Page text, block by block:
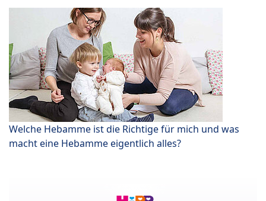
Welche Hebamme ist die Richtige für mich und was
macht eine Hebamme eigentlich alles?